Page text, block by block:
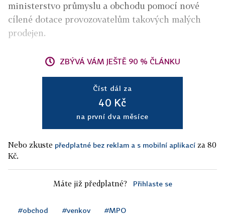
ministerstvo průmyslu a obchodu pomocí nové
cílené dotace provozovatelům takových malých
prodejen.
ZBÝVÁ VÁM JEŠTĚ 90 % ČLÁNKU
Číst dál za
40 Kč
na první dva měsíce
Nebo zkuste předplatné bez reklam a s mobilní aplikací za 80
Kč.
Máte již předplatné? Přihlaste se
#obchod #venkov #MPO